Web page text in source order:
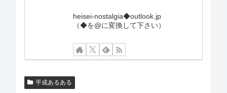
heisei-nostalgia◆outlook.jp
（◆を@に変換して下さい）
平成あるある